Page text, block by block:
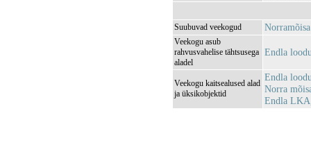
Suubuvad veekogud
Veekogu asub
rahvusvahelise tähtsusega
aladel
Endla
Veekogu kaitsealused alad
ja üksikobjektid
Endla
Norra
Endla